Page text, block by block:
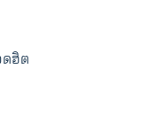
ดฮิต